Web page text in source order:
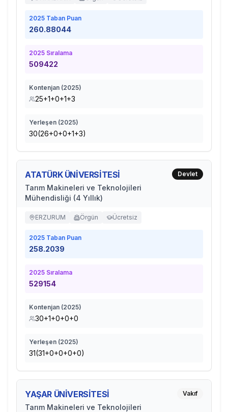
2025 Taban Puan
260.88044
2025 Sıralama
509422
Kontenjan (2025)
25+1+0+1+3
Yerleşen (2025)
30(26+0+0+1+3)
ATATÜRK ÜNİVERSİTESİ
Tarım Makineleri ve Teknolojileri
Mühendisliği (4 Yıllık)
Devlet
ERZURUM Örgün Ücretsiz
2025 Taban Puan
258.2039
2025 Sıralama
529154
Kontenjan (2025)
30+1+0+0+0
Yerleşen (2025)
31(31+0+0+0+0)
YAŞAR ÜNİVERSİTESİ
Tarım Makineleri ve Teknolojileri
Vakıf